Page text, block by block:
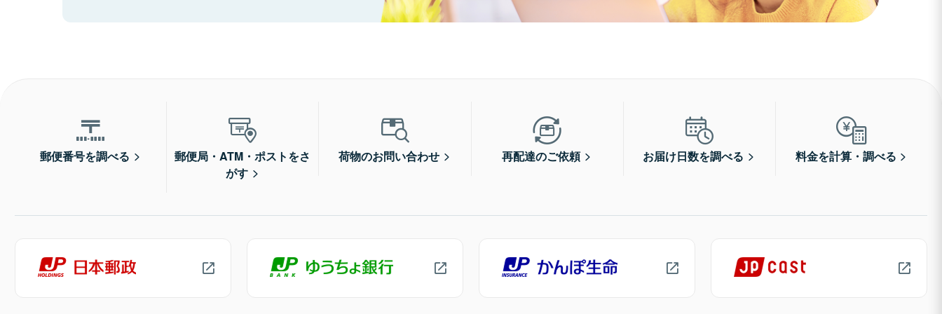
郵便番号を調べる
郵便局・ATM・ポストをさ
がす
荷物のお問い合わせ 再配達のご依頼 お届け日数を調べる 料金を計算・調べる